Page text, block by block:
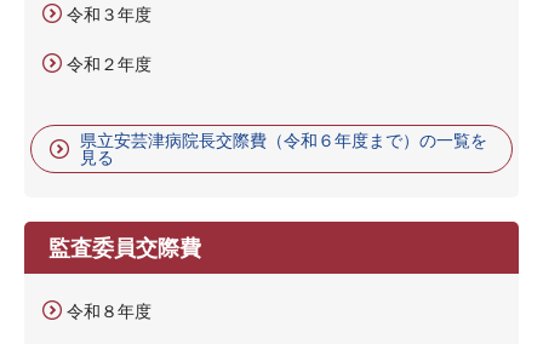
令和３年度
令和２年度
県立安芸津病院長交際費（令和６年度まで）の一覧を
見る
監査委員交際費
令和８年度